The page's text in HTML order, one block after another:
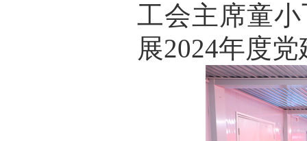
工会主席童
展2024年度